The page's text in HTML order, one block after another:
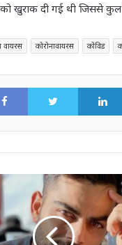
खुराक दी गई थी जिससे
वायरस कोरोनावायरस कोविड
FacebookTwitter